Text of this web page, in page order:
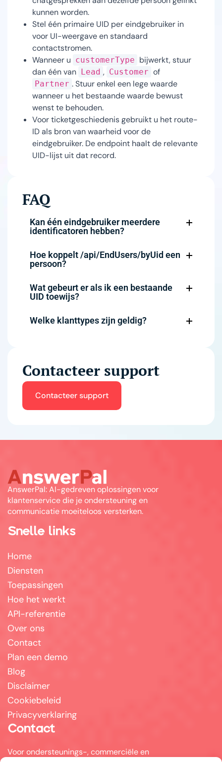
kunnen worden.
Stel één primaire UID per eindgebruiker in
voor UI-weergave en standaard
contactstromen.
Wanneer u customerType bijwerkt, stuur
dan één van
Lead , Customer of
Partner . Stuur enkel een lege waarde
wanneer u het bestaande waarde bewust
wenst te behouden.
Voor ticketgeschiedenis gebruikt u het route-
ID als bron van waarheid voor de
eindgebruiker. De endpoint haalt de relevante
UID-lijst uit dat record.
FAQ
Kan één eindgebruiker meerdere
identificatoren hebben?
Hoe koppelt /api/EndUsers/byUid een
persoon?
Wat gebeurt er als ik een bestaande
UID toewijs?
Welke klanttypes zijn geldig?
Contacteer support
Contacteer support
AnswerPal: AI-gedreven oplossingen voor
klantenservice die je ondersteuning en
communicatie moeiteloos versterken.
Snelle links
Home
Diensten
Toepassingen
Hoe het werkt
API-referentie
Over ons
Contact
Plan een demo
Blog
Disclaimer
Cookiebeleid
Privacyverklaring
Contact
Voor ondersteunings-, commerciële en